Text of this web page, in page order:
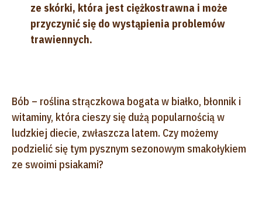
ze skórki, która jest ciężkostrawna i może
przyczynić się do wystąpienia problemów
trawiennych.
Bób – roślina strączkowa bogata w białko, błonnik i
witaminy, która cieszy się dużą popularnością w
ludzkiej diecie, zwłaszcza latem. Czy możemy
podzielić się tym pysznym sezonowym smakołykiem
ze swoimi psiakami?